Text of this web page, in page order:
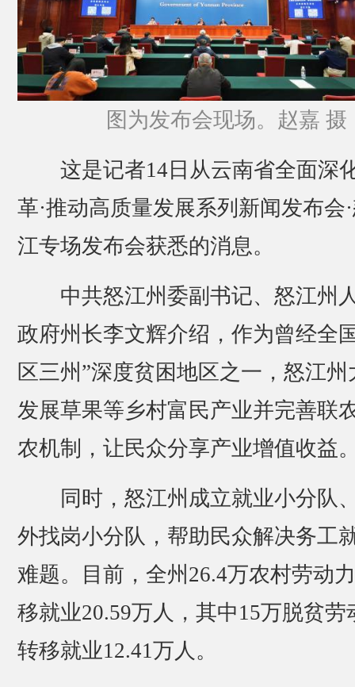
图为发布会现场。赵嘉 摄
这是记者14日从云南省全面深
革·推动高质量发展系列新闻发布会
江专场发布会获悉的消息。
中共怒江州委副书记、怒江州
政府州长李文辉介绍，作为曾经全
区三州”深度贫困地区之一，怒江州
发展草果等乡村富民产业并完善联
农机制，让民众分享产业增值收益
同时，怒江州成立就业小分队
外找岗小分队，帮助民众解决务工
难题。目前，全州26.4万农村劳动
移就业20.59万人，其中15万脱贫劳
转移就业12.41万人。